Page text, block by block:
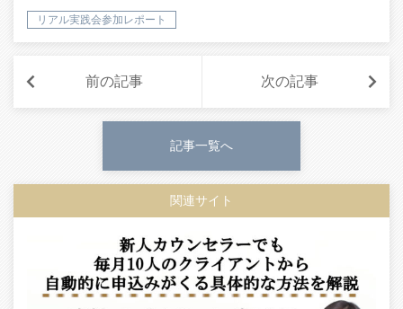
リアル実践会参加レポート
前の記事 次の記事
記事一覧へ
関連サイト